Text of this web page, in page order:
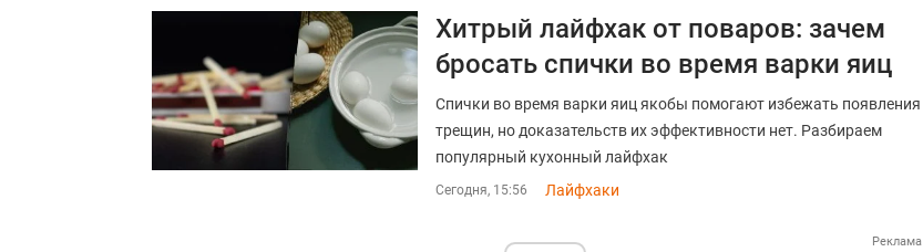
Хитрый лайфхак от поваров: зачем
бросать спички во время варки яиц
Спички во время варки яиц якобы помогают избежать появления
трещин, но доказательств их эффективности нет. Разбираем
популярный кухонный лайфхак
Сегодня, 15:56 Лайфхаки
Реклама